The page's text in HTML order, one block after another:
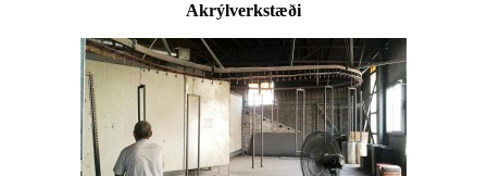
Akrýlverkstæði